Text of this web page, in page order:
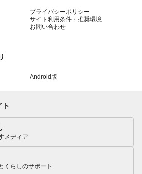
プライバシーポリシー
サイト利用条件・推奨環境
お問い合わせ
Android版
ト
メディア
くらしのサポート